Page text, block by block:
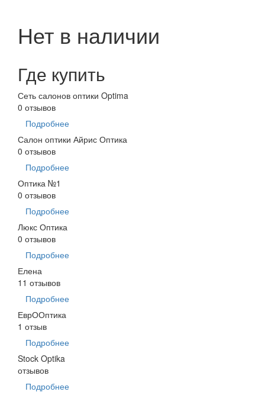
Нет в наличии
Где купить
Сеть салонов оптики Optima
0 отзывов
Подробнее
Салон оптики Айрис Оптика
0 отзывов
Подробнее
Оптика №1
0 отзывов
Подробнее
Люкс Оптика
0 отзывов
Подробнее
Елена
11 отзывов
Подробнее
ЕврООптика
1 отзыв
Подробнее
Stock Optika
отзывов
Подробнее